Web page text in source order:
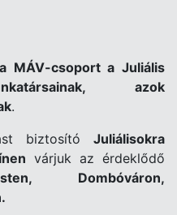
MÁV-csoport a Juliális
azok
.
biztosító Juliálisokra
várjuk az érdeklődő
Dombóváron,